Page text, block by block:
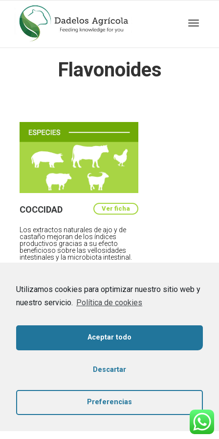
Utilizamos cookies para optimizar nuestro sitio web y
nuestro servicio. Política de cookies
Aceptar todo
Descartar
Preferencias
Flavonoides
COCCIDAD Ver ficha
Los extractos naturales de ajo y de
castaño mejoran de los índices
productivos gracias a su efecto
beneficioso sobre las vellosidades
intestinales y la microbiota intestinal.